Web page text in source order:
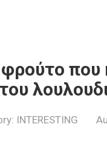
που
INTERESTING